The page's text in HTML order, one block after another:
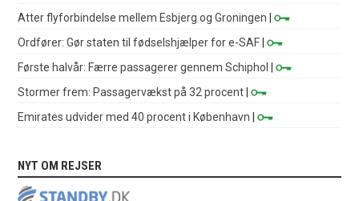
Atter flyforbindelse mellem Esbjerg og Groningen |
Ordfører: Gør staten til fødselshjælper for e-SAF |
Første halvår: Færre passagerer gennem Schiphol
|
Stormer frem: Passagervækst på 32 procent |
Emirates udvider med 40 procent i København |
NYT OM REJSER